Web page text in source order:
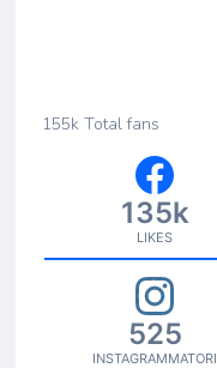
155k Total fans
135k
LIKES
525
INSTAGRAMMATORI